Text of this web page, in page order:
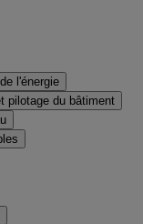
l'énergie
pilotage du bâtiment